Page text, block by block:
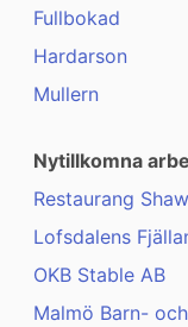
Fullbokad
Hardarson
Mullern
Nytillkomna
Restaurang
Lofsdalens
OKB Stable AB
Malmö Barn-